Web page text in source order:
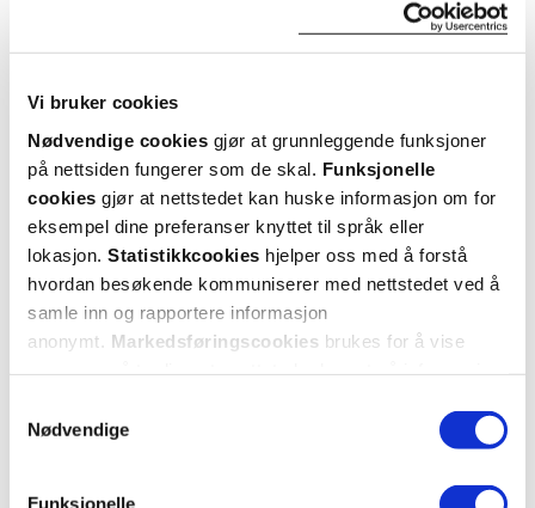
Vi bruker cookies
Nødvendige cookies gjør at grunnleggende funksjoner
på nettsiden fungerer som de skal. Funksjonelle
cookies gjør at nettstedet kan huske informasjon om for
eksempel dine preferanser knyttet til språk eller
lokasjon. Statistikkcookies hjelper oss med å forstå
hvordan besøkende kommuniserer med nettstedet ved å
samle inn og rapportere informasjon
anonymt. Markedsføringscookies brukes for å vise
Nødvendige
Funksjonelle
119,-
Kjøp
Pharma Nord
Bio-Melatonin Kompleks 1 mg,
30 stk.
Kjøp
3 2 3 2